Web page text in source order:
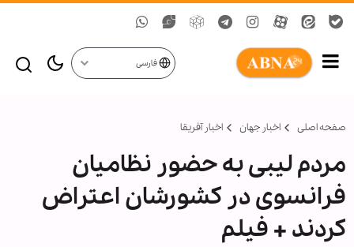
فارسی
صفحه اصلی اخبار جهان اخبار آفریقا
مردم لیبی به حضور نظامیان
فرانسوی در کشورشان اعتراض
کردند + فیلم